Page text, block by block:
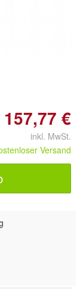
157,77 €
inkl. MwSt.
Versand